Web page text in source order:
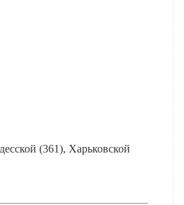
(361), Харьковской